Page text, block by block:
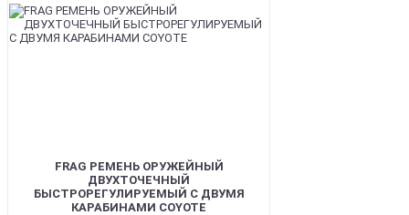
FRAG РЕМЕНЬ ОРУЖЕЙНЫЙ
ДВУХТОЧЕЧНЫЙ
БЫСТРОРЕГУЛИРУЕМЫЙ С ДВУМЯ
КАРАБИНАМИ COYOTE